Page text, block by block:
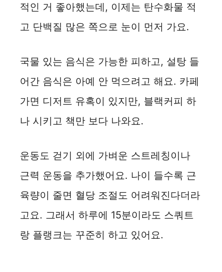
적인 거 좋아했는데, 이제는 탄수화물 적
고 단백질 많은 쪽으로 눈이 먼저 가요.
국물 있는 음식은 가능한 피하고, 설탕 들
어간 음식은 아예 안 먹으려고 해요. 카페
가면 디저트 유혹이 있지만, 블랙커피 하
나 시키고 책만 보다 나와요.
운동도 걷기 외에 가벼운 스트레칭이나
근력 운동을 추가했어요. 나이 들수록 근
육량이 줄면 혈당 조절도 어려워진다더라
고요. 그래서 하루에 15분이라도 스쿼트
랑 플랭크는 꾸준히 하고 있어요.